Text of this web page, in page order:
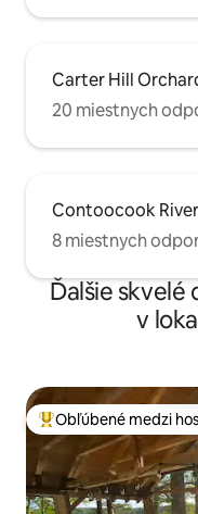
Carter Hill
20 miestnych
Contoocook
8 miestnych
Ďalšie
v
Najobľúbenejšie
Obľúbené medzi